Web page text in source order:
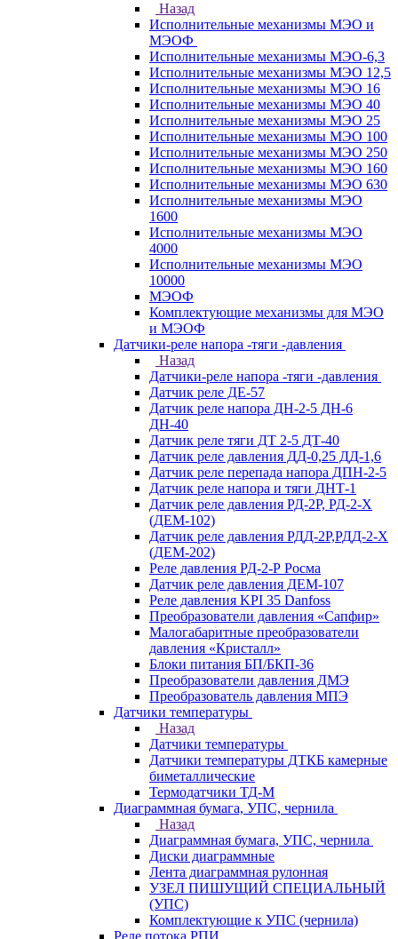
Назад
Исполнительные механизмы МЭО и
МЭОФ
Исполнительные механизмы МЭО-6,3
Исполнительные механизмы МЭО 12,5
Исполнительные механизмы МЭО 16
Исполнительные механизмы МЭО 40
Исполнительные механизмы МЭО 25
Исполнительные механизмы МЭО 100
Исполнительные механизмы МЭО 250
Исполнительные механизмы МЭО 160
Исполнительные механизмы МЭО 630
Исполнительные механизмы МЭО
1600
Исполнительные механизмы МЭО
4000
Исполнительные механизмы МЭО
10000
МЭОФ
Комплектующие механизмы для МЭО
и МЭОФ
Датчики-реле напора -тяги -давления
Назад
Датчики-реле напора -тяги -давления
Датчик реле ДЕ-57
Датчик реле напора ДН-2-5 ДН-6
ДН-40
Датчик реле тяги ДТ 2-5 ДТ-40
Датчик реле давления ДД-0,25 ДД-1,6
Датчик реле перепада напора ДПН-2-5
Датчик реле напора и тяги ДНТ-1
Датчик реле давления РД-2Р, РД-2-Х
(ДЕМ-102)
Датчик реле давления РДД-2Р,РДД-2-Х
(ДЕМ-202)
Реле давления РД-2-Р Росма
Датчик реле давления ДЕМ-107
Реле давления KPI 35 Danfoss
Преобразователи давления «Сапфир»
Малогабаритные преобразователи
давления «Кристалл»
Блоки питания БП/БКП-36
Преобразователи давления ДМЭ
Преобразователь давления МПЭ
Датчики температуры
Назад
Датчики температуры
Датчики температуры ДТКБ камерные
биметаллические
Термодатчики ТД-М
Диаграммная бумага, УПС, чернила
Назад
Диаграммная бумага, УПС, чернила
Диски диаграммные
Лента диаграммная рулонная
УЗЕЛ ПИШУЩИЙ СПЕЦИАЛЬНЫЙ
(УПС)
Комплектующие к УПС (чернила)
Реле потока РПИ